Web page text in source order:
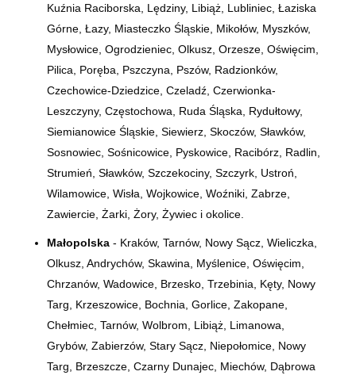
Kuźnia Raciborska, Lędziny, Libiąż, Lubliniec, Łaziska
Górne, Łazy, Miasteczko Śląskie, Mikołów, Myszków,
Mysłowice, Ogrodzieniec, Olkusz, Orzesze, Oświęcim,
Pilica, Poręba, Pszczyna, Pszów, Radzionków,
Czechowice-Dziedzice, Czeladź, Czerwionka-
Leszczyny, Częstochowa, Ruda Śląska, Rydułtowy,
Siemianowice Śląskie, Siewierz, Skoczów, Sławków,
Sosnowiec, Sośnicowice, Pyskowice, Racibórz, Radlin,
Strumień, Sławków, Szczekociny, Szczyrk, Ustroń,
Wilamowice, Wisła, Wojkowice, Woźniki, Zabrze,
Zawiercie, Żarki, Żory, Żywiec i okolice.
Małopolska- Kraków, Tarnów, Nowy Sącz, Wieliczka,
Olkusz, Andrychów, Skawina, Myślenice, Oświęcim,
Chrzanów, Wadowice, Brzesko, Trzebinia, Kęty, Nowy
Targ, Krzeszowice, Bochnia, Gorlice, Zakopane,
Chełmiec, Tarnów, Wolbrom, Libiąż, Limanowa,
Grybów, Zabierzów, Stary Sącz, Niepołomice, Nowy
Targ, Brzeszcze, Czarny Dunajec, Miechów, Dąbrowa